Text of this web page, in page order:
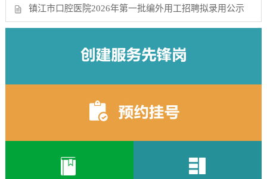
镇江市口腔医院2026年第一批编外用工招聘拟录用公示